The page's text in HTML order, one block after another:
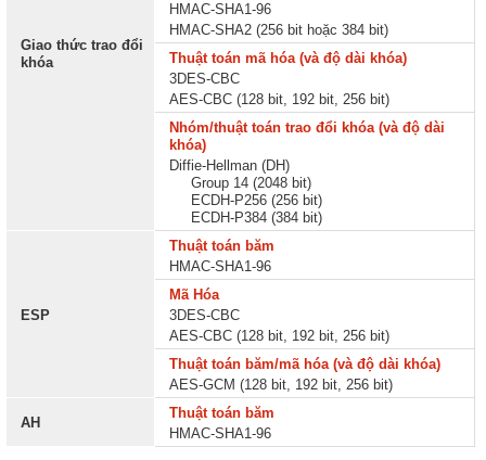
Giao thức trao đổi
khóa
HMAC-SHA1-96
HMAC-SHA2 (256 bit hoặc 384 bit)
Thuật toán mã hóa (và độ dài khóa)
3DES-CBC
AES-CBC (128 bit, 192 bit, 256 bit)
Nhóm/thuật toán trao đổi khóa (và độ dài
khóa)
Diffie-Hellman (DH)
Group 14 (2048 bit)
ECDH-P256 (256 bit)
ECDH-P384 (384 bit)
ESP
Thuật toán băm
HMAC-SHA1-96
Mã Hóa
3DES-CBC
AES-CBC (128 bit, 192 bit, 256 bit)
Thuật toán băm/mã hóa (và độ dài khóa)
AES-GCM (128 bit, 192 bit, 256 bit)
AH
Thuật toán băm
HMAC-SHA1-96